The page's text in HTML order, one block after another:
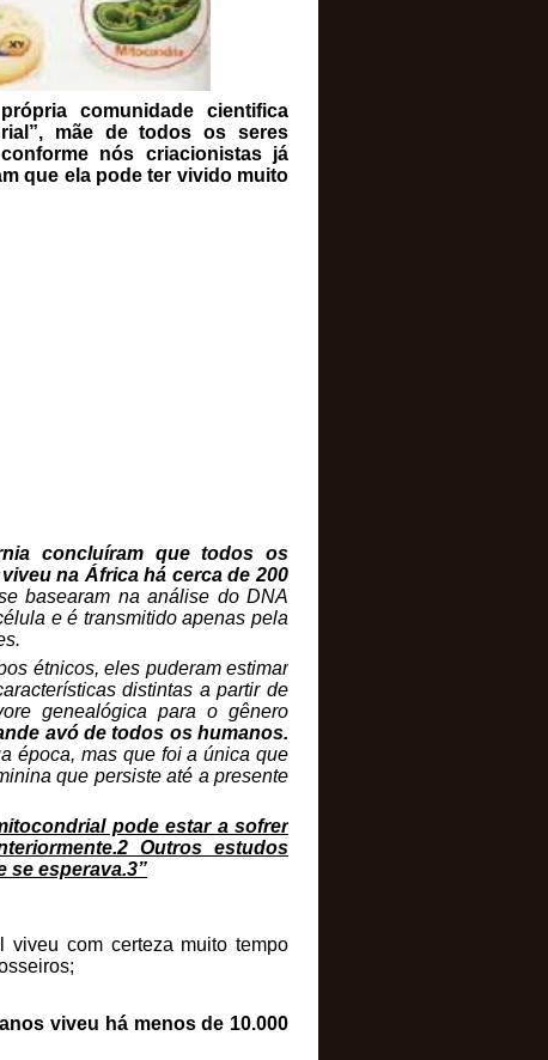
comunidade cientifica
mãe de todos os seres
nós criacionistas já
que ela pode ter vivido muito
concluíram que todos os
na África há cerca de 200
basearam na análise do DNA
e é transmitido apenas pela
étnicos, eles puderam estimar
distintas a partir de
genealógica para o gênero
avó de todos os humanos.
época, mas que foi a única que
que persiste até a presente
pode estar a sofrer
Outros estudos
se esperava.3”
com certeza muito tempo
viveu há menos de 10.000